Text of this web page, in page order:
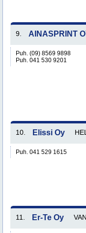
9. AINASPRINT
Puh. (09) 8569 9898
Puh. 041 530 9201
10. Elissi Oy
Puh. 041 529 1615
11. Er-Te Oy